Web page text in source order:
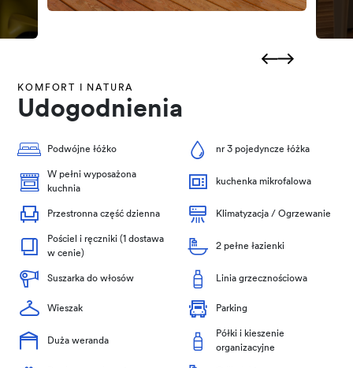
KOMFORT I NATURA
Udogodnienia
Podwójne łóżko nr 3 pojedyncze łóżka
W pełni wyposażona
kuchnia
kuchenka mikrofalowa
Przestronna część dzienna Klimatyzacja / Ogrzewanie
Pościel i ręczniki (1 dostawa
w cenie)
2 pełne łazienki
Suszarka do włosów Linia grzecznościowa
Wieszak Parking
Duża weranda
Półki i kieszenie
organizacyjne